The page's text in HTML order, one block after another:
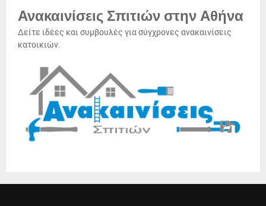
Ανακαινίσεις Σπιτιών στην Αθήνα
Δείτε ιδέες και συμβουλές για σύγχρονες ανακαινίσεις
κατοικιών.